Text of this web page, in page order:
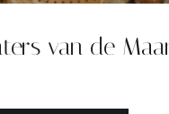
van de